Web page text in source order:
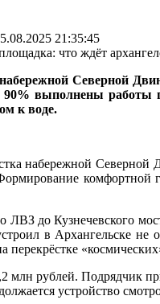
21:35:45
Северной
90% выполнены работы
к воде.
набережной Северной
ЛВЗ до Кузнечевского
в Архангельске не
перекрёстке
млн рублей. Подрядчик
устройство